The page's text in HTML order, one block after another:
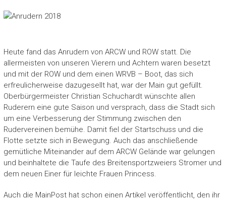
Heute fand das Anrudern von ARCW und ROW statt. Die
allermeisten von unseren Vierern und Achtern waren besetzt
und mit der ROW und dem einen WRVB – Boot, das sich
erfreulicherweise dazugesellt hat, war der Main gut gefüllt.
Oberbürgermeister Christian Schuchardt wünschte allen
Ruderern eine gute Saison und versprach, dass die Stadt sich
um eine Verbesserung der Stimmung zwischen den
Rudervereinen bemühe. Damit fiel der Startschuss und die
Flotte setzte sich in Bewegung. Auch das anschließende
gemütliche Miteinander auf dem ARCW Gelände war gelungen
und beinhaltete die Taufe des Breitensportzweiers Stromer und
dem neuen Einer für leichte Frauen Princess.
Auch die MainPost hat schon einen Artikel veröffentlicht, den ihr